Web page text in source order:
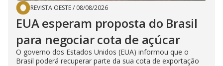
REVISTA OESTE/ 08/08/2026
EUA esperam proposta do Brasil
para negociar cota de açúcar
O governo dos Estados Unidos (EUA) informou que o
Brasil poderá recuperar parte da sua cota de exportação